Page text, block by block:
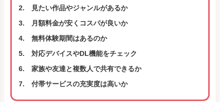
見たい作品やジャンルがあるか
月額料金が安くコスパが良いか
無料体験期間はあるのか
対応デバイスやDL機能をチェック
家族や友達と複数人で共有できるか
付帯サービスの充実度は高いか